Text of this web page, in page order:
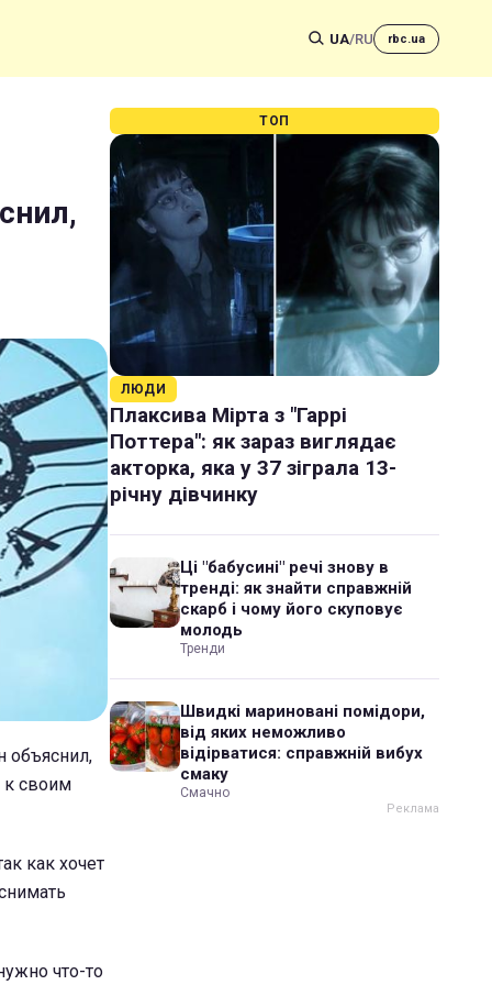
UA/RU rbc.ua
объяснил,
к своим
как хочет
что-то
ТОП
ЛЮДИ
Плаксива Мірта з "Гаррі
Поттера": як зараз виглядає
акторка, яка у 37 зіграла 13-
річну дівчинку
Ці "бабусині" речі знову в
тренді: як знайти справжній
скарб і чому його скуповує
молодь
Тренди
Швидкі мариновані помідори,
від яких неможливо
відірватися: справжній вибух
смаку
Смачно